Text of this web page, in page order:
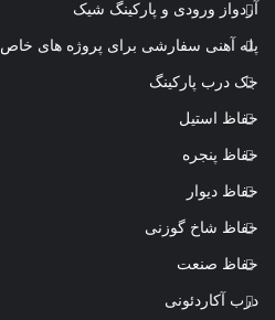
آردواز ورودی و پارکینگ شیک
پله آهنی سفارشی برای پروژه های خاص
جک درب پارکینگ
حفاظ استیل
حفاظ پنجره
حفاظ دیوار
حفاظ شاخ گوزنی
حفاظ صنعت
درب آکاردئونی